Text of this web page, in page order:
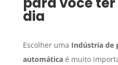
dia
Escolher uma Indústria de
automáticaé muito